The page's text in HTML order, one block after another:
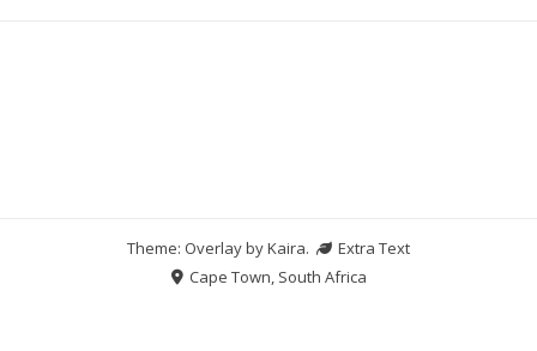
Theme: Overlay byKaira.
Extra Text
Cape Town, South Africa